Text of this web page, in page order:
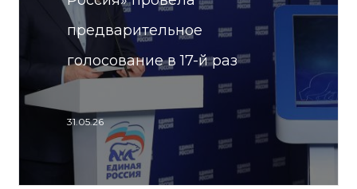
предварительное
голосование в 17-й раз
31.05.26